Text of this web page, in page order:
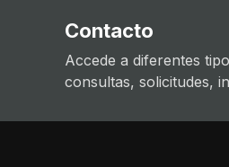
Contacto
Accede a diferentes
consultas, solicitudes,